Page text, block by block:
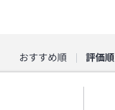
おすすめ順 評価順